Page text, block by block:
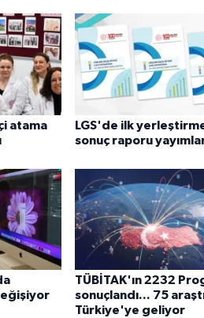
atama
LGS'de ilk
sonuç raporu
TÜBİTAK'ın 2232
sonuçlandı... 75
Türkiye'ye geliyor